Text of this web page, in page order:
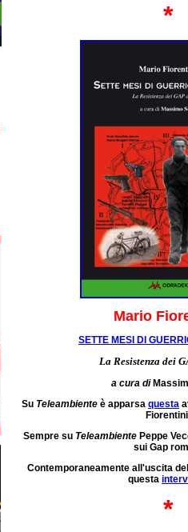
*
Mario
SETTE MESI DI
La Resistenza dei
a cura di
Su Teleambiente è apparsa questa
Sempre su TeleambientePeppe
sui Gap
Contemporaneamente all'uscita
questa
*